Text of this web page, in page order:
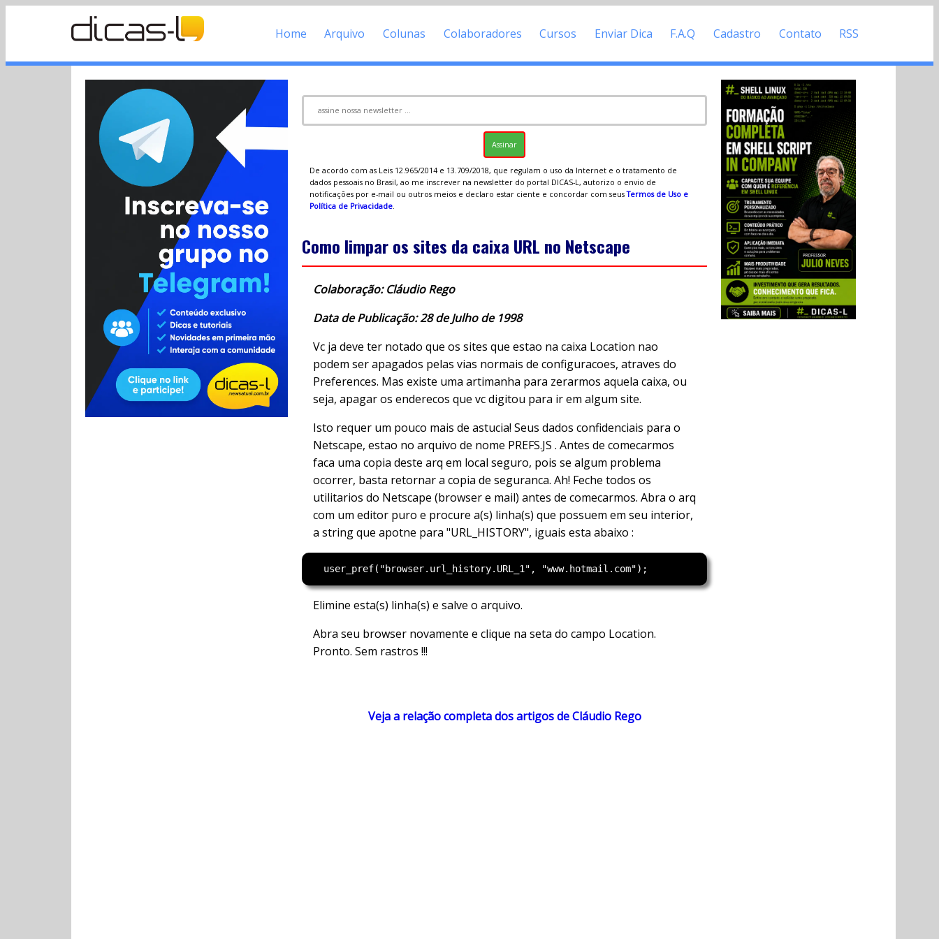
Home Arquivo Colunas Colaboradores Cursos Enviar Dica F.A.Q Cadastro Contato RSS
De acordo com as Leis 12.965/2014 e 13.709/2018, que regulam o uso da Internet e o tratamento de
dados pessoais no Brasil, ao me inscrever na newsletter do portal DICAS-L, autorizo o envio de
notificações por e-mail ou outros meios e declaro estar ciente e concordar com seusTermos de Uso e
Política de Privacidade.
Como limpar os sites da caixa URL no Netscape
Colaboração: Cláudio Rego
Data de Publicação: 28 de Julho de 1998
Vc ja deve ter notado que os sites que estao na caixa Location nao
podem ser apagados pelas vias normais de configuracoes, atraves do
Preferences. Mas existe uma artimanha para zerarmos aquela caixa, ou
seja, apagar os enderecos que vc digitou para ir em algum site.
Isto requer um pouco mais de astucia! Seus dados confidenciais para o
Netscape, estao no arquivo de nome PREFS.JS . Antes de comecarmos
faca uma copia deste arq em local seguro, pois se algum problema
ocorrer, basta retornar a copia de seguranca. Ah! Feche todos os
utilitarios do Netscape (browser e mail) antes de comecarmos. Abra o arq
com um editor puro e procure a(s) linha(s) que possuem em seu interior,
a string que apotne para "URL_HISTORY", iguais esta abaixo :
Elimine esta(s) linha(s) e salve o arquivo.
Abra seu browser novamente e clique na seta do campo Location.
Pronto. Sem rastros !!!
Veja a relação completa dos artigos de Cláudio Rego